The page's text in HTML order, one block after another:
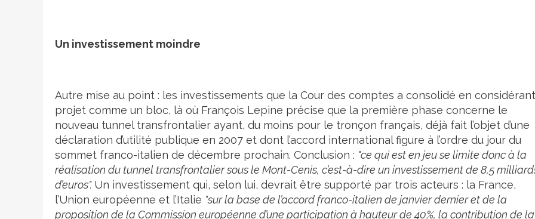
Un investissement moindre
Autre mise au point : les investissements que la Cour des comptes a consolidé en
projet comme un bloc, là où François Lepine précise que la première phase concerne le
nouveau tunnel transfrontalier ayant, du moins pour le tronçon français, déjà fait l’objet d’une
déclaration d’utilité publique en 2007 et dont l’accord international figure à l’ordre du jour du
sommet franco-italien de décembre prochain. Conclusion : "ce qui est en jeu se limite donc à la
réalisation du tunnel transfrontalier sous le Mont-Cenis, c’est-à-dire un investissement de 8,5
d’euros". Un investissement qui, selon lui, devrait être supporté par trois acteurs : la France,
l’Union européenne et l’Italie "sur la base de l’accord franco-italien de janvier dernier et de la
proposition de la Commission européenne d’une participation à hauteur de 40%, la contribution de la